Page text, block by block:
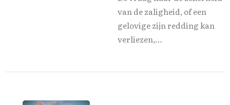
van de zaligheid, of een
gelovige zijn redding kan
verliezen,…